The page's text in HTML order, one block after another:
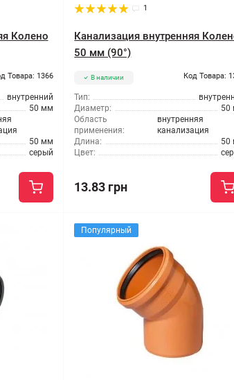
Колено
Товара: 1366
внутренний
50 мм
50 мм
серый
1
Канализация внутренняя
50 мм (90°)
В наличии Код Товара:
Тип:
Диаметр:
50
Область
применения:
внутренняя
канализация
Длина:
50
Цвет:
13.83 грн
Популярный